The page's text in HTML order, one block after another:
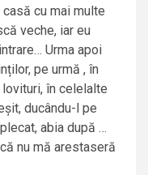
cu mai multe
veche, iar eu
Urma apoi
pe urmă , în
în celelalte
ducându-l pe
abia după …
nu mă arestaseră